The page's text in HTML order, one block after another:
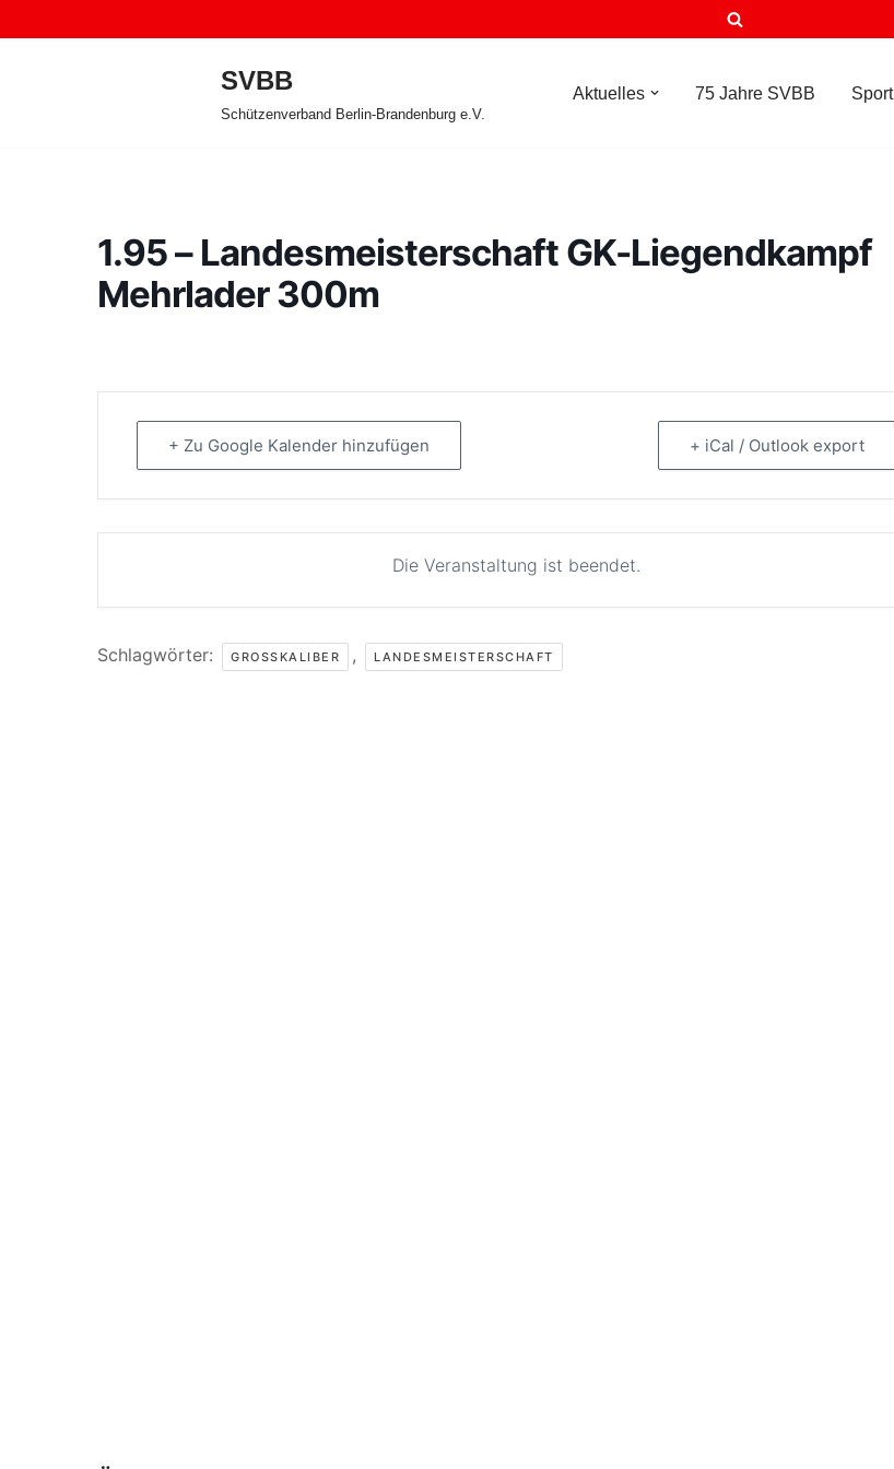
SVBB
Schützenverband Berlin-Brandenburg e.V.
Aktuelles 75 Jahre SVBB Sport
1.95 – Landesmeisterschaft GK-Liegendkampf
Mehrlader 300m
+ Zu Google Kalender hinzufügen + iCal / Outlook export
Die Veranstaltung ist beendet.
Schlagwörter: GROSSKALIBER , LANDESMEISTERSCHAFT